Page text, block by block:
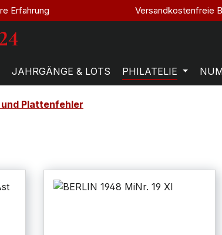
Erfahrung Versandkostenfreie
JAHRGÄNGE & LOTS PHILATELIE
Plattenfehler